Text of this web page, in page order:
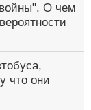
войны". О чем
что они